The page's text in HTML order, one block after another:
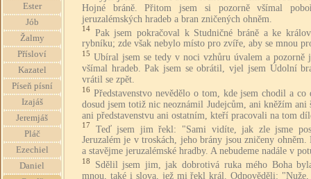
Ester
Jób
Žalmy
Přísloví
Kazatel
Píseň písní
Izajáš
Jeremjáš
Pláč
Ezechiel
Daniel
Hojné bráně. Přitom jsem si pozorně všímal
jeruzalémských hradeb a bran zničených ohněm.
14 Pak jsem pokračoval k Studničné bráně a ke
rybníku; zde však nebylo místo pro zvíře, aby se mnou
15 Ubíral jsem se tedy v noci vzhůru úvalem a pozorně
všímal hradeb. Pak jsem se obrátil, vjel jsem Údolní
vrátil se zpět.
16 Představenstvo nevědělo o tom, kde jsem chodil a co
dosud jsem totiž nic neoznámil Judejcům, ani kněžím ani
ani představenstvu ani ostatním, kteří pracovali na tom
17
Teď jsem jim řekl: "Sami vidíte, jak zle jsme
Jeruzalém je v troskách, jeho brány jsou zničeny ohněm.
a stavějme jeruzalémské hradby. A nebudeme nadále v
18
Sdělil jsem jim, jak dobrotivá ruka mého Boha
mnou, také i slova, jež mi řekl král. Odpověděli: "Nuže,